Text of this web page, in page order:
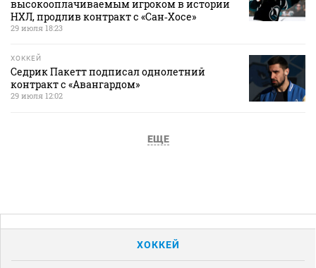
высокооплачиваемым игроком в истории
НХЛ, продлив контракт с «Сан‑Хосе»
29 июля 18:23
ХОККЕЙ
Седрик Пакетт подписал однолетний
контракт с «Авангардом»
29 июля 12:02
ЕЩЕ
ХОККЕЙ